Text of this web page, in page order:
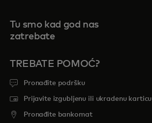
Tu smo kad god nas
zatrebate
TREBATE POMOĆ?
Pronađite podršku
Prijavite izgubljenu ili ukradenu karticu
Pronađite bankomat